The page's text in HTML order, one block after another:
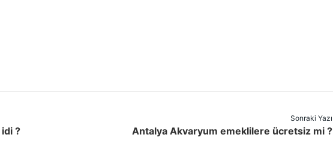
idi ?
Sonraki Yazı
Antalya Akvaryum emeklilere ücretsiz mi ?